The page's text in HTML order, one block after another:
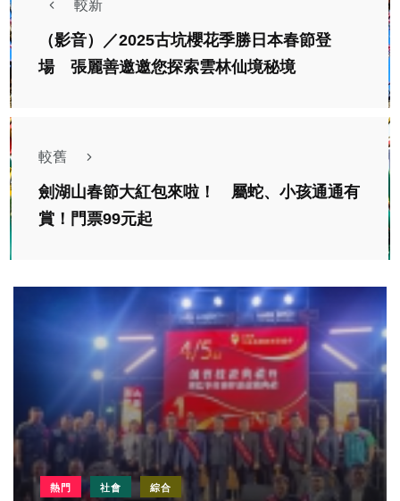
較新
（影音）／2025古坑櫻花季勝日本春節登
場 張麗善邀邀您探索雲林仙境秘境
較舊
劍湖山春節大紅包來啦！ 屬蛇、小孩通通有
賞！門票99元起
熱門 社會 綜合